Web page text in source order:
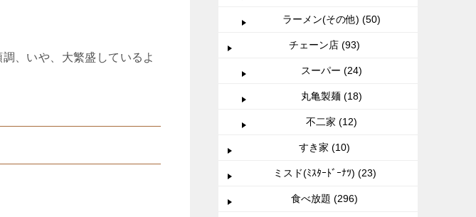
、いや、大繁盛しているよ
ラーメン(その他) (50)
チェーン店 (93)
スーパー (24)
丸亀製麺 (18)
不二家 (12)
すき家 (10)
ミスド(ﾐｽﾀｰﾄﾞｰﾅﾂ) (23)
食べ放題 (296)